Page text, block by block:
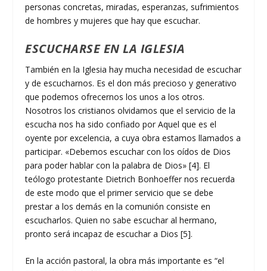
personas concretas, miradas, esperanzas, sufrimientos
de hombres y mujeres que hay que escuchar.
ESCUCHARSE EN LA IGLESIA
También en la Iglesia hay mucha necesidad de escuchar
y de escucharnos. Es el don más precioso y generativo
que podemos ofrecernos los unos a los otros.
Nosotros los cristianos olvidamos que el servicio de la
escucha nos ha sido confiado por Aquel que es el
oyente por excelencia, a cuya obra estamos llamados a
participar. «Debemos escuchar con los oídos de Dios
para poder hablar con la palabra de Dios» [4]. El
teólogo protestante Dietrich Bonhoeffer nos recuerda
de este modo que el primer servicio que se debe
prestar a los demás en la comunión consiste en
escucharlos. Quien no sabe escuchar al hermano,
pronto será incapaz de escuchar a Dios [5].
En la acción pastoral, la obra más importante es “el